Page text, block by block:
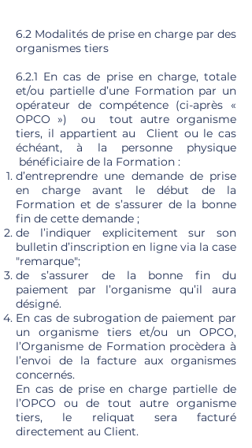
6.2 Modalités de prise en charge par des
organismes tiers
6.2.1 En cas de prise en charge, totale
et/ou partielle d’une Formation par un
opérateur de compétence (ci-après «
OPCO ») ou tout autre organisme
tiers, il appartient au Client ou le cas
échéant, à la personne physique
bénéficiaire de la Formation :
d’entreprendre une demande de prise
en charge avant le début de la
Formation et de s’assurer de la bonne
fin de cette demande ;
de l’indiquer explicitement sur son
bulletin d’inscription en ligne via la case
"remarque";
de s’assurer de la bonne fin du
paiement par l’organisme qu’il aura
désigné.
En cas de subrogation de paiement par
un organisme tiers et/ou un OPCO,
l’Organisme de Formation procèdera à
l’envoi de la facture aux organismes
concernés.
En cas de prise en charge partielle de
l’OPCO ou de tout autre organisme
tiers, le reliquat sera facturé
directement au Client.